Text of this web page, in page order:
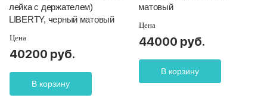
лейка с держателем)
LIBERTY, черный матовый
Цена
40200 руб.
В корзину
матовый
Цена
44000 руб.
В корзину